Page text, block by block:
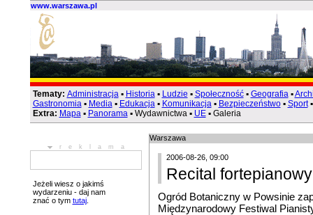
www.warszawa.pl
Tematy: Administracja▪ Historia▪ Ludzie ▪ Społeczność▪ Geografia▪
Gastronomia▪ Media▪ Edukacja▪ Komunikacja▪ Bezpieczeństwo▪ Sport
Extra: Mapa▪ Panorama▪ Wydawnictwa ▪ UE▪ Galeria
Warszawa
reklama
Jeżeli wiesz o jakimś
wydarzeniu - daj nam
znać o tym tutaj.
2006-08-26, 09:00
Recital
Ogród Botaniczny w Powsinie
Międzynarodowy Festiwal